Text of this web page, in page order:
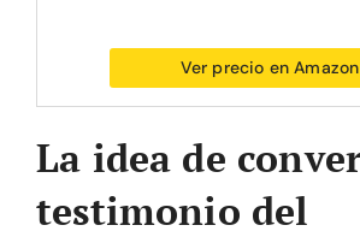
Ver precio en Amazon
La idea de
testimonio del